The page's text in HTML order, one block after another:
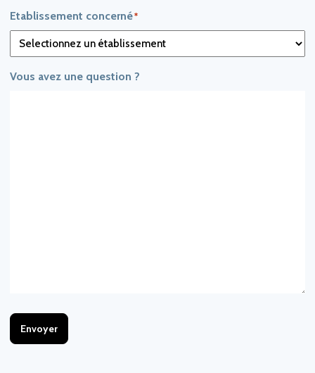
Etablissement concerné
Vous avez une question ?